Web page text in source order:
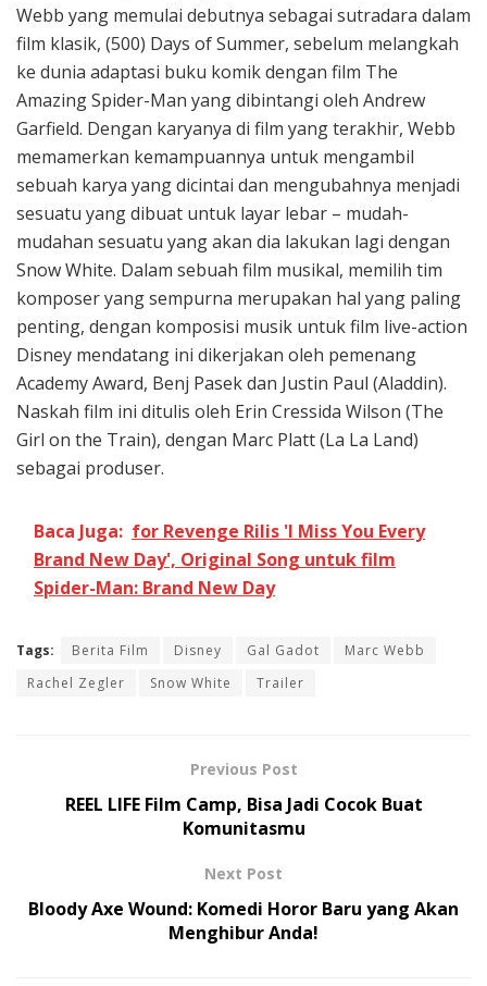
Webb yang memulai debutnya sebagai sutradara dalam
film klasik, (500) Days of Summer, sebelum melangkah
ke dunia adaptasi buku komik dengan film The
Amazing Spider-Man yang dibintangi oleh Andrew
Garfield. Dengan karyanya di film yang terakhir, Webb
memamerkan kemampuannya untuk mengambil
sebuah karya yang dicintai dan mengubahnya menjadi
sesuatu yang dibuat untuk layar lebar – mudah-
mudahan sesuatu yang akan dia lakukan lagi dengan
Snow White. Dalam sebuah film musikal, memilih tim
komposer yang sempurna merupakan hal yang paling
penting, dengan komposisi musik untuk film live-action
Disney mendatang ini dikerjakan oleh pemenang
Academy Award, Benj Pasek dan Justin Paul (Aladdin).
Naskah film ini ditulis oleh Erin Cressida Wilson (The
Girl on the Train), dengan Marc Platt (La La Land)
sebagai produser.
Baca Juga: for Revenge Rilis 'I Miss You Every
Brand New Day', Original Song untuk film
Spider-Man: Brand New Day
Tags: Berita Film Disney Gal Gadot
Marc Webb
Rachel Zegler
Snow White Trailer
Previous Post
REEL LIFE Film Camp, Bisa Jadi Cocok Buat
Komunitasmu
Next Post
Bloody Axe Wound: Komedi Horor Baru yang Akan
Menghibur Anda!